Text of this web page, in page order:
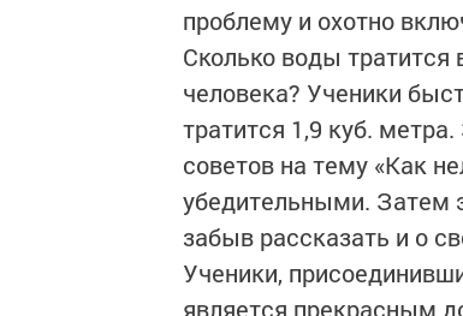
проблему и охотно
Сколько воды
человека? Ученики
тратится 1,9 куб.
советов на тему «Как
убедительными. Затем
забыв рассказать и о
Ученики,
является прекрасным